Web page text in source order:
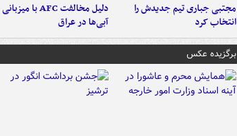
مجتبی جباری تیم جدیدش را
انتخاب کرد
دلیل مخالفت AFC با میزبانی
آبی‌ها در عراق
برگزیده عکس